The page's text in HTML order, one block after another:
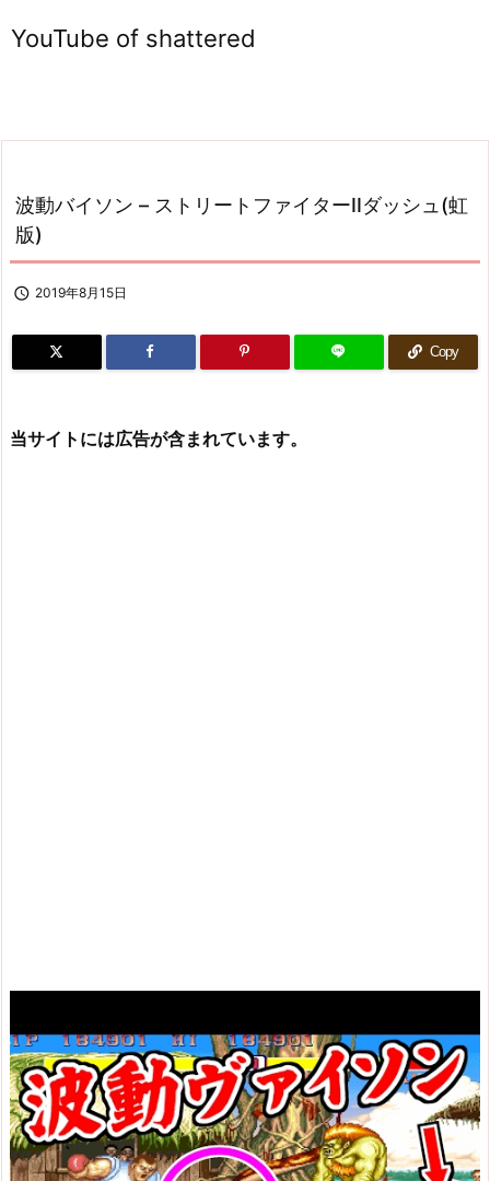
YouTube of shattered
波動バイソン – ストリートファイターIIダッシュ(虹
版)
 2019年8月15日
Copy
当サイトには広告が含まれています。